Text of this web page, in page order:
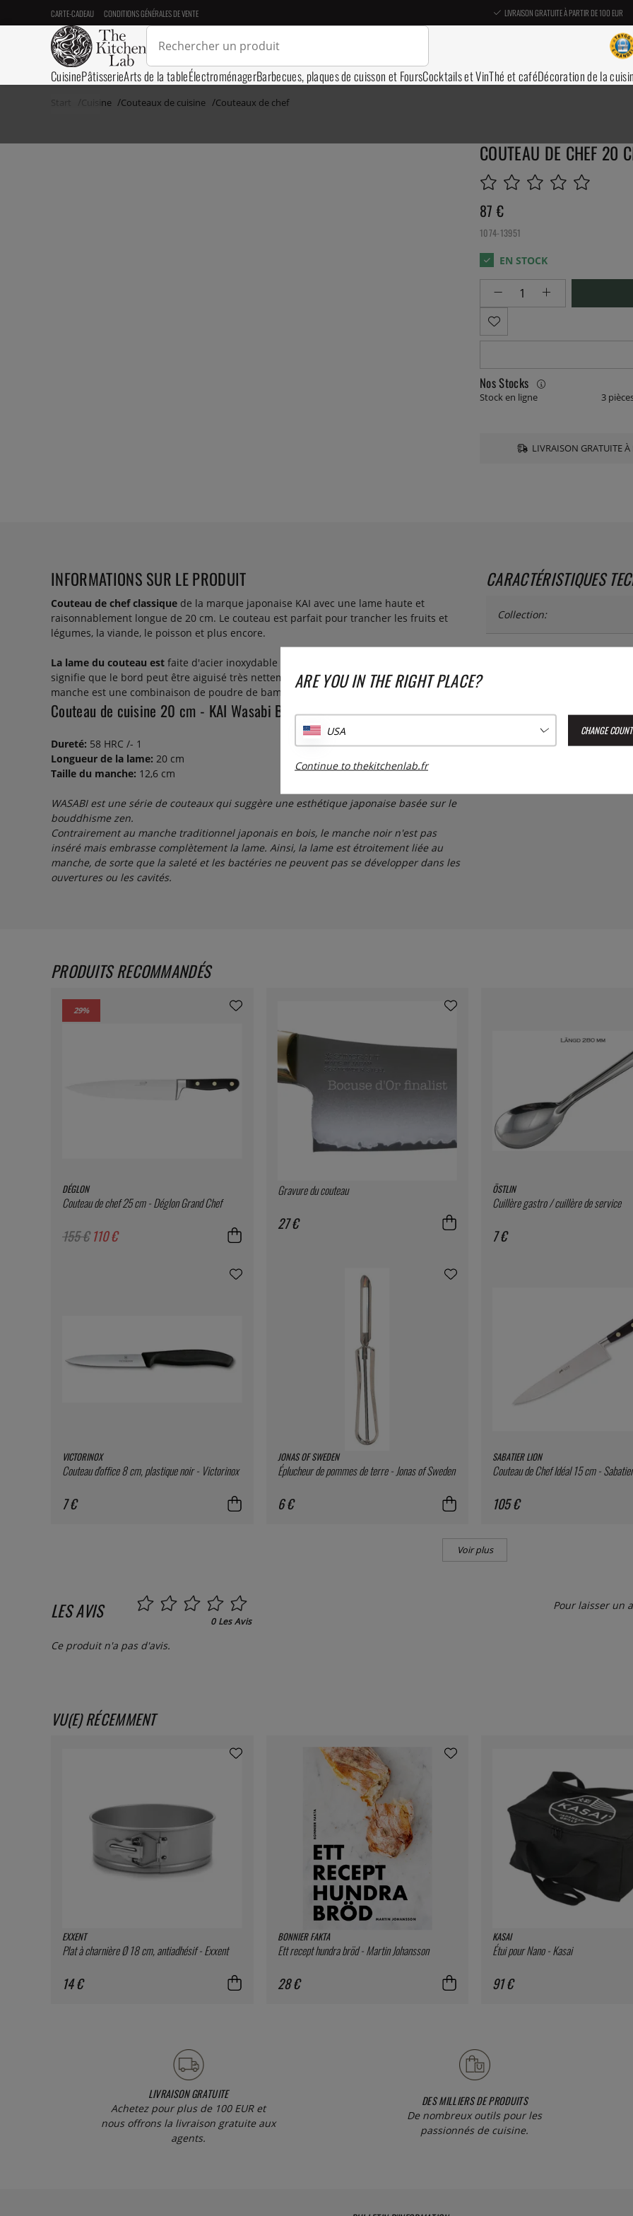
CARTE-CADEAU CONDITIONS GÉNÉRALES DE VENTE LIVRAISON GRATUITE À PARTIR DE 100 EUR
CuisinePâtisserieArts de la tableÉlectroménagerBarbecues, plaques de cuisson et FoursCocktails et VinThé et caféDécoration de la
Start Cuisine Couteaux de cuisine Couteaux de chef
COUTEAU DE CHEF 20
87 €
1074-13951
Nos Stocks
Stock en ligne 3
LIVRAISON GRATUITE
INFORMATIONS SUR LE PRODUIT
Couteau de chef classique de la marque japonaise KAI avec une lame haute et
raisonnablement longue de 20 cm. Le couteau est parfait pour trancher les fruits et
légumes, la viande, le poisson et plus encore.
La lame du couteau est faite d'acier inoxydable 1k6 à haute teneur en carbone, ce qui
signifie que le bord peut être aiguisé très nettement et conserve son tranchant. Le
manche est une combinaison de poudre de bambou et de polypropylène.
Couteau de cuisine 20 cm - KAI Wasabi Black
Dureté: 58 HRC /- 1
Longueur de la lame: 20 cm
Taille du manche: 12,6 cm
WASABI est une série de couteaux qui suggère une esthétique japonaise basée sur le
bouddhisme zen.
Contrairement au manche traditionnel japonais en bois, le manche noir n'est pas
inséré mais embrasse complètement la lame. Ainsi, la lame est étroitement liée au
manche, de sorte que la saleté et les bactéries ne peuvent pas se développer dans les
ouvertures ou les cavités.
CARACTÉRISTIQUES
Collection:
29%
DÉGLON
Couteau de chef 25 cm - Déglon Grand Chef
155 € 110 €
Gravure du couteau
27 €
ÖSTLIN
Cuillère gastro / cuillère de service
7 €
VICTORINOX
Couteau d'office 8 cm, plastique noir - Victorinox
7 €
JONAS OF SWEDEN
Éplucheur de pommes de terre - Jonas of Sweden
6 €
SABATIER LION
Couteau de Chef Idéal 15 cm -
105 €
Voir plus
PRODUITS RECOMMANDÉS
LES AVIS 0 Les Avis
Pour laisser un
Ce produit n'a pas d'avis.
VU(E) RÉCEMMENT
EXXENT
Plat à charnière Ø 18 cm, antiadhésif - Exxent
14 €
BONNIER FAKTA
Ett recept hundra bröd - Martin Johansson
28 €
KASAI
Étui pour Nano - Kasai
91 €
LIVRAISON GRATUITE
Achetez pour plus de 100 EUR et
nous offrons la livraison gratuite aux
agents.
DES MILLIERS DE PRODUITS
De nombreux outils pour les
passionnés de cuisine.
ARE YOU IN THE RIGHT PLACE?
USA CHANGE
Continue to thekitchenlab.fr